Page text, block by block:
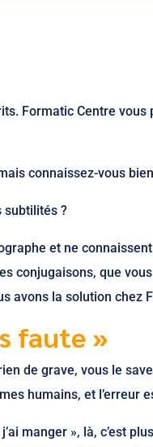
Formatic Centre
connaissez-vous
subtilités ?
et ne
conjugaisons, que
avons la solution chez
faute »
de grave, vous le
humains, et l’erreur
manger », là, c’est